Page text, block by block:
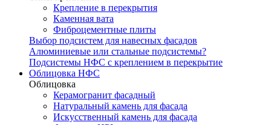
Крепление в перекрытия
Каменная вата
Фиброцементные плиты
Выбор подсистем для навесных фасадов
Алюминиевые или стальные подсистемы?
Подсистемы НФС с креплением в перекрытие
Облицовка НФС
Облицовка
Керамогранит фасадный
Натуральный камень для фасада
Искусственный камень для фасада